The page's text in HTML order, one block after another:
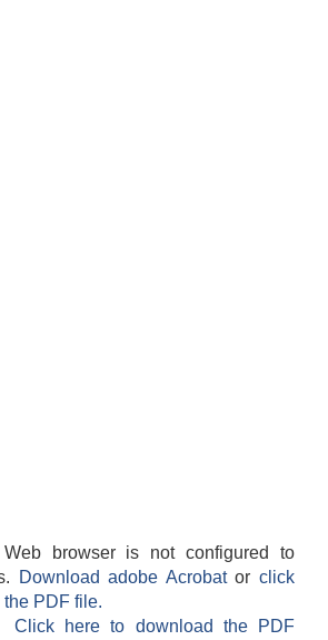
browser is not configured to
Download adobe Acrobatorclick
PDF file.
Click here to download the PDF